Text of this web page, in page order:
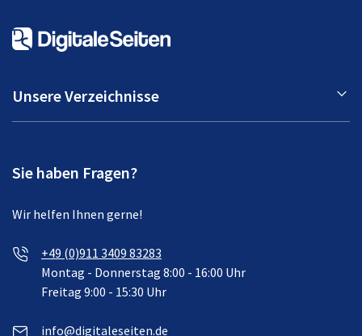
Unsere Verzeichnisse
Sie haben Fragen?
Wir helfen Ihnen gerne!
+49 (0)911 3409 83283
Montag - Donnerstag 8:00 - 16:00 Uhr
Freitag 9:00 - 15:30 Uhr
info@digitaleseiten.de